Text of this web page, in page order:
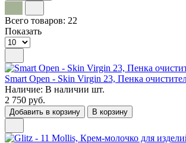
Всего товаров: 22
Показать
Smart Open - Skin Virgin 23, Пенка
Наличие: В наличии шт.
2 750 руб.
Добавить в корзину В корзину